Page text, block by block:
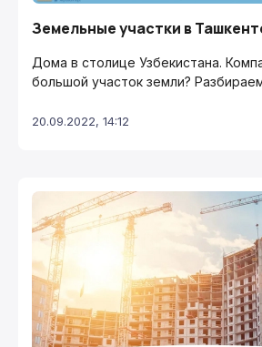
Земельные участки в
Дома в столице Узбекистана.
большой участок земли?
20.09.2022, 14:12